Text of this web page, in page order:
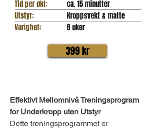
Tid per økt:
ca. 15 minutter
Utstyr:
Kroppsvekt & matte
Varighet:
8 uker
399 kr
Effektivt Mellomnivå Treningsprogram
for Underkropp uten Utstyr
Dette treningsprogrammet er